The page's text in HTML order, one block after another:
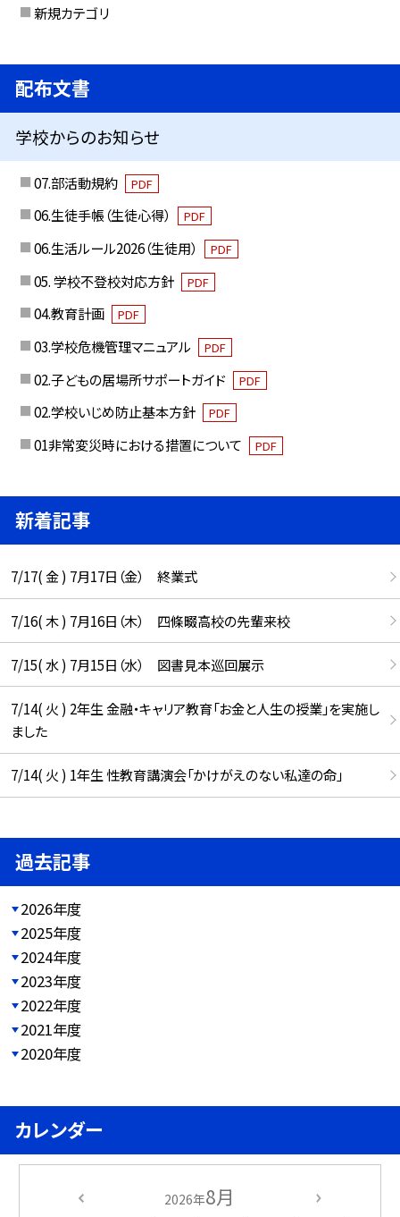
新規カテゴリ
配布文書
学校からのお知らせ
07.部活動規約 PDF
06.生徒手帳（生徒心得） PDF
06.生活ルール2026（生徒用） PDF
05. 学校不登校対応方針 PDF
04.教育計画 PDF
03.学校危機管理マニュアル PDF
02.子どもの居場所サポートガイド PDF
02.学校いじめ防止基本方針 PDF
01非常変災時における措置について PDF
新着記事
7/17( 金 ) 7月17日（金） 終業式
7/16( 木 ) 7月16日（木） 四條畷高校の先輩来校
7/15( 水 ) 7月15日（水） 図書見本巡回展示
7/14( 火 ) 2年生 金融・キャリア教育「お金と人生の授業」を実施し
ました
7/14( 火 ) 1年生 性教育講演会「かけがえのない私達の命」
過去記事
2026年度
2025年度
2024年度
2023年度
2022年度
2021年度
2020年度
カレンダー
2026年8月